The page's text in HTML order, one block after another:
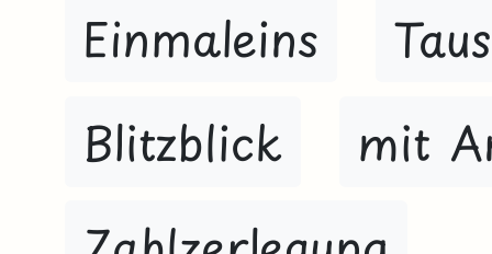
Einmaleins
Blitzblick
mit